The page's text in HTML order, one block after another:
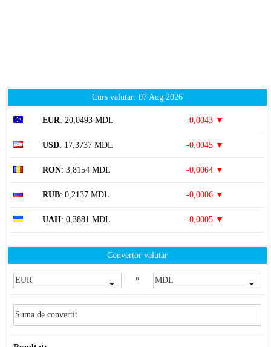
Curs valutar: 07 Aug 2026
EUR: 20,0493 MDL -0,0043 ▼
USD: 17,3737 MDL -0,0045 ▼
RON: 3,8154 MDL -0,0064 ▼
RUB: 0,2137 MDL -0,0006 ▼
UAH: 0,3881 MDL -0,0005 ▼
Convertor valutar
»